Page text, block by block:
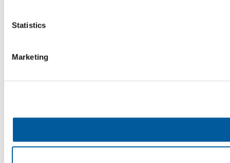
Statistics
Marketing